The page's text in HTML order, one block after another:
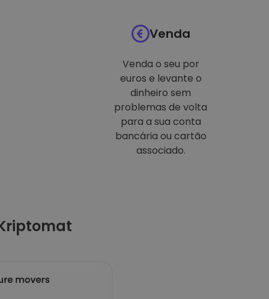
Venda
Venda o seu por
euros e levante o
dinheiro sem
problemas de volta
para a sua conta
bancária ou cartão
associado.